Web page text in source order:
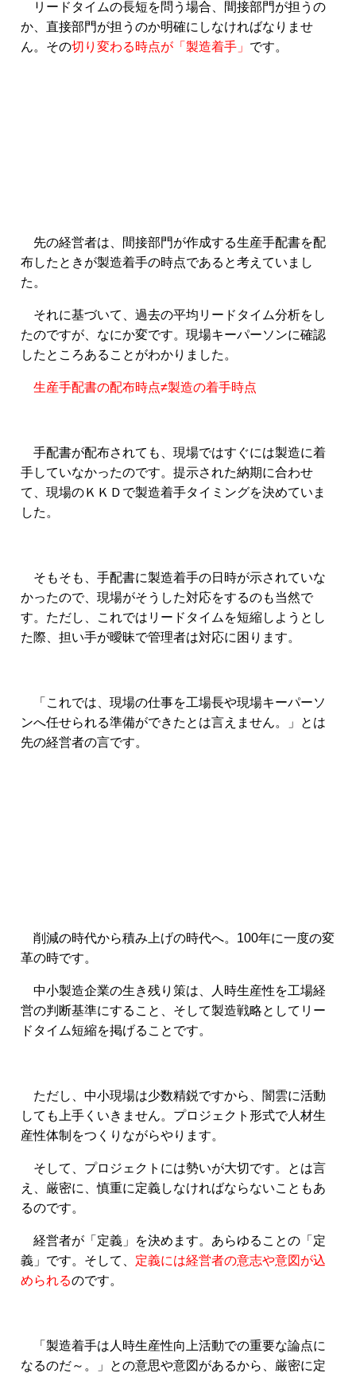
リードタイムの長短を問う場合、間接部門が担うの
か、直接部門が担うのか明確にしなければなりませ
ん。その切り変わる時点が「製造着手」 です。
先の経営者は、間接部門が作成する生産手配書を配
布したときが製造着手の時点であると考えていまし
た。
それに基づいて、過去の平均リードタイム分析をし
たのですが、なにか変です。現場キーパーソンに確認
したところあることがわかりました。
生産手配書の配布時点≠製造の着手時点
手配書が配布されても、現場ではすぐには製造に着
手していなかったのです。提示された納期に合わせ
て、現場のＫＫＤで製造着手タイミングを決めていま
した。
そもそも、手配書に製造着手の日時が示されていな
かったので、現場がそうした対応をするのも当然で
す。 ただし、これではリードタイムを短縮しようとし
た際、担い手が曖昧で管理者は対応に困ります。
「これでは、現場の仕事を工場長や現場キーパーソ
ンへ任せられる準備ができたとは言えません。」とは
先の経営者の言です。
削減の時代から積み上げの時代へ。100年に一度の変
革の時です。
中小製造企業の生き残り策は、人時生産性を工場経
営の判断基準にすること、そして製造戦略としてリー
ドタイム短縮を掲げることです。
ただし、中小現場は少数精鋭ですから、闇雲に活動
しても上手くいきません。プロジェクト形式で人材生
産性体制をつくりながらやります。
そして、プロジェクトには勢いが大切です。とは言
え、厳密に、慎重に定義しなければならないこともあ
るのです。
経営者が「定義」を決めます。あらゆることの「定
義」です。そして、 定義には経営者の意志や意図が込
められるのです。
「製造着手は人時生産性向上活動での重要な論点に
なるのだ～。」との意思や意図があるから、厳密に定